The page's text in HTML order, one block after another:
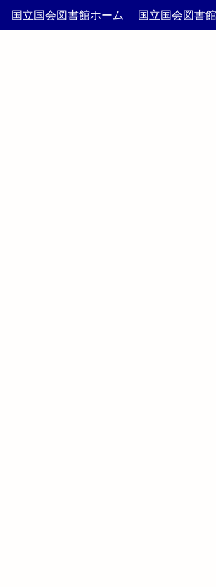
国立国会図書館ホーム 国立国会図書